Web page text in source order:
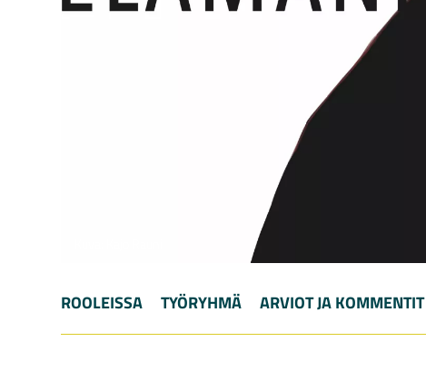
ROOLEISSA TYÖRYHMÄ ARVIOT JA KOMMENTIT